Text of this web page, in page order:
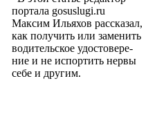
портала gosuslugi.ru
Максим Ильяхов рассказал,
как получить или заменить
водительское удостовере­
ние и не испортить нервы
себе и другим.